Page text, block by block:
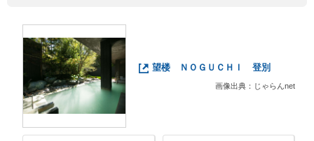
望楼 ＮＯＧＵＣＨＩ 登別
画像出典：じゃらんnet